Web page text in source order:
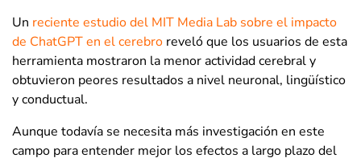
Un reciente estudio del MIT Media Lab sobre el impacto
de ChatGPT en el cerebro reveló que los usuarios de esta
herramienta mostraron la menor actividad cerebral y
obtuvieron peores resultados a nivel neuronal, lingüístico
y conductual.
Aunque todavía se necesita más investigación en este
campo para entender mejor los efectos a largo plazo del